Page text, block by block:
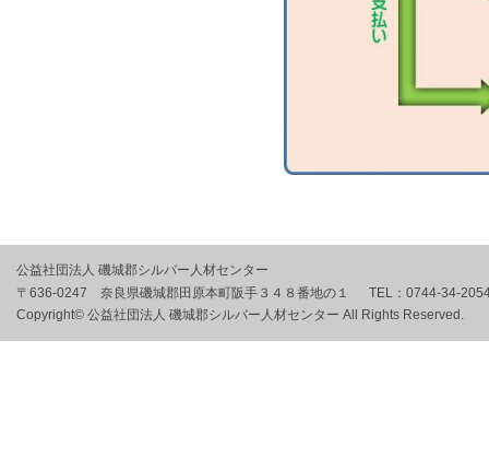
公益社団法人 磯城郡シルバー人材センター
〒636-0247 奈良県磯城郡田原本町阪手３４８番地の１
TEL： 0744-34-
Copyright© 公益社団法人 磯城郡シルバー人材センター All Rights Reserved.